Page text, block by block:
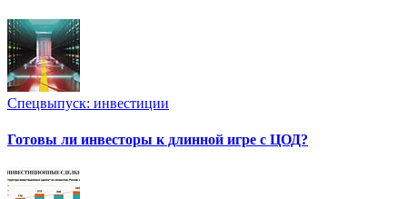
Спецвыпуск: инвестиции
Готовы ли инвесторы к длинной игре с ЦОД?